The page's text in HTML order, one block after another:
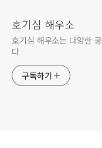
호기심 해우소
호기심 해우소는 다양한
다
구독하기